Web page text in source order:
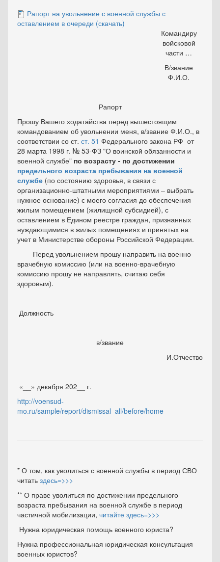
Рапорт на увольнение с военной службы с
оставлением в очереди (скачать)
Командиру
войсковой
части …
В/звание
Ф.И.О.
Рапорт
Прошу Вашего ходатайства перед вышестоящим
командованием об увольнении меня, в/звание Ф.И.О., в
соответствии со ст. ст. 51 Федерального закона РФ от
28 марта 1998 г. № 53-ФЗ "О воинской обязанности и
военной службе" по возрасту - по достижении
предельного возраста пребывания на военной
службе (по состоянию здоровья, в связи с
организационно-штатными мероприятиями – выбрать
нужное основание) с моего согласия до обеспечения
жилым помещением (жилищной субсидией), с
оставлением в Едином реестре граждан, признанных
нуждающимися в жилых помещениях и принятых на
учет в Министерстве обороны Российской Федерации.
Перед увольнением прошу направить на военно-
врачебную комиссию (или на военно-врачебную
комиссию прошу не направлять, считаю себя
здоровым).
Должность
в/звание
И.Отчество
«__» декабря 202__ г.
http://voensud-
mo.ru/sample/report/dismissal_all/before/home
* О том, как уволиться с военной службы в период СВО
читать здесь=>>>
** О праве уволиться по достижении предельного
возраста пребывания на военной службе в период
частичной мобилизации, читайте здесь=>>>
Нужна юридическая помощь военного юриста?
Нужна профессиональная юридическая консультация
военных юристов?